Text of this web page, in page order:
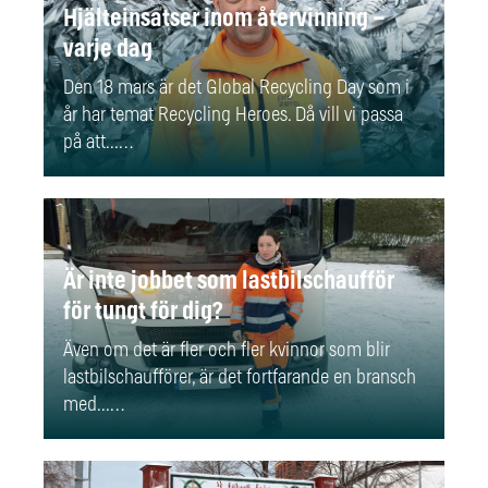
Hjälteinsatser inom återvinning –
varje dag
Den 18 mars är det Global Recycling Day som i
år har temat Recycling Heroes. Då vill vi passa
på att...…
Är inte jobbet som lastbilschaufför
för tungt för dig?
Även om det är fler och fler kvinnor som blir
lastbilschaufförer, är det fortfarande en bransch
med...…